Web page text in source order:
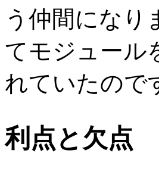
う仲間になり
てモジュール
れていたので
利点と欠点